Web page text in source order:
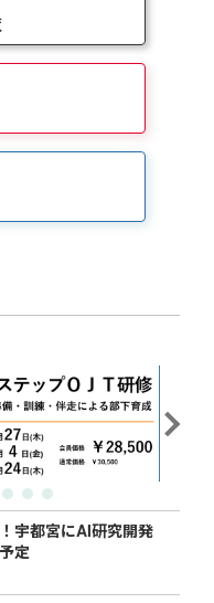
宇都宮にAI研究開発
定